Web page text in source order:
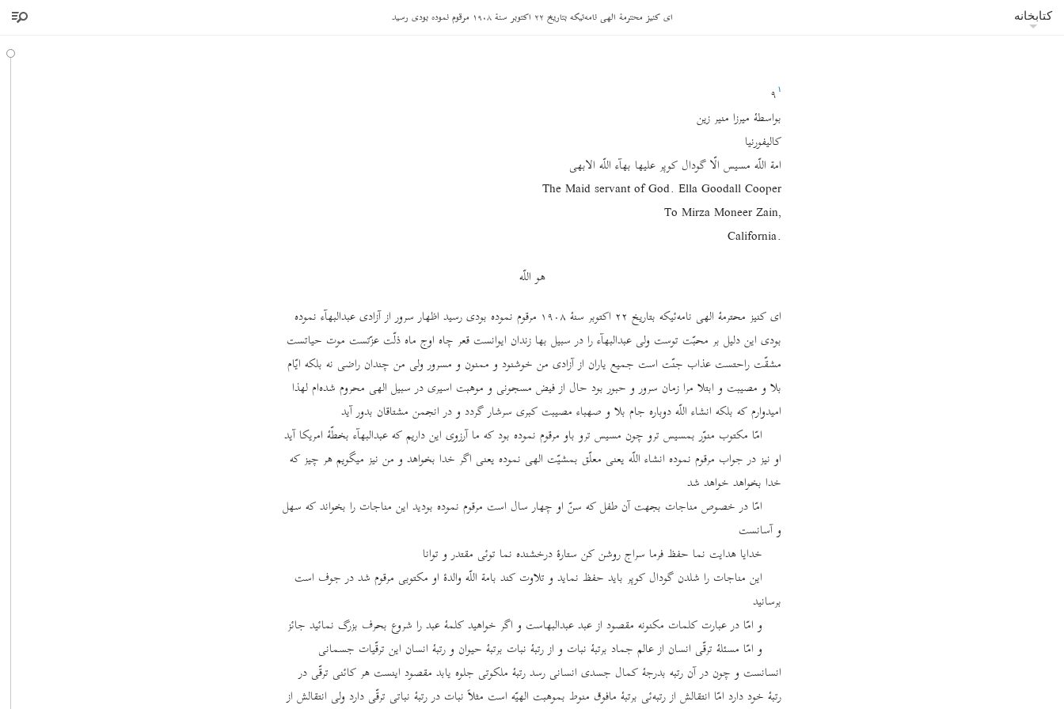
کتابخانه ای کنیز محترمۀ الهی نامه‌ئیکه بتاریخ ٢٢ اکتوبر سنۀ ١٩٠٨ مرقوم نموده بودی رسید
۹ ١
بواسطۀ میرزا منیر زین
کالیفورنیا
امة ‌اللّه مسیس الّا گودال کوپر علیها بهآء اللّه الابهی
The Maid servant of God. Ella Goodall Cooper
,To Mirza Moneer Zain
.California
هو اللّه
ای کنیز محترمۀ الهی نامه‌ئیکه بتاریخ ٢٢ اکتوبر سنۀ ١٩٠٨ مرقوم نموده بودی رسید اظهار سرور از آزادی عبدالبهآء نموده
بودی این دلیل بر محبّت توست ولی عبدالبهآء را در سبیل بها زندان ایوانست قعر چاه اوج ماه ذلّت عزّتست موت حیاتست
مشقّت راحتست عذاب جنّت است جمیع یاران از آزادی من خوشنود و ممنون و مسرور ولی من چندان راضی نه بلکه ایّام
بلا و مصیبت و ابتلا مرا زمان سرور و حبور بود حال از فیض مسجونی و موهبت اسیری در سبیل الهی محروم شده‌ام لهذا
امیدوارم که بلکه انشاء اللّه دوباره جام بلا و صهباء مصیبت کبری سرشار گردد و در انجمن مشتاقان بدور آید
امّا مکتوب منوّر بمسیس ترو چون مسیس ترو باو مرقوم نموده بود که ما آرزوی این داریم که عبدالبهآء بخطّۀ امریکا آید
او نیز در جواب مرقوم نموده انشاء اللّه یعنی معلّق بمشیّت الهی نموده یعنی اگر خدا بخواهد و من نیز میگویم هر چیز که
خدا بخواهد خواهد شد
امّا در خصوص مناجات بجهت آن طفل که سنّ او چهار سال است مرقوم نموده بودید این مناجات را بخواند که سهل
و آسانست
خدایا هدایت نما حفظ فرما سراج روشن کن ستارۀ درخشنده نما توئی مقتدر و توانا
این مناجات را شلدن گودال کوپر باید حفظ نماید و تلاوت کند بامة ‌اللّه والدۀ او مکتوبی مرقوم شد در جوف است
برسانید
و امّا در عبارت کلمات مکنونه مقصود از عبد عبدالبهاست و اگر خواهید کلمۀ عبد را شروع بحرف بزرگ نمائید جائز
و امّا مسئلۀ ترقّی انسان از عالم جماد برتبۀ نبات و از رتبۀ نبات برتبۀ حیوان و رتبۀ انسان این ترقّیات جسمانی
انسانست و چون در آن رتبه بدرجۀ کمال جسدی انسانی رسد رتبۀ ملکوتی جلوه یابد مقصود اینست هر کائنی ترقّی در
رتبۀ خود دارد امّا انتقالش از رتبه‌ئی برتبۀ مافوق منوط بموهبت الهیّه است مثلاً نبات در رتبۀ نباتی ترقّی دارد ولی انتقالش از